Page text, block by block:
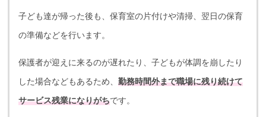
子ども達が帰った後も、保育室の片付けや清掃、翌日の保育
の準備などを行います。
保護者が迎えに来るのが遅れたり、子どもが体調を崩したり
した場合などもあるため、勤務時間外まで職場に残り続けて
サービス残業になりがちです。